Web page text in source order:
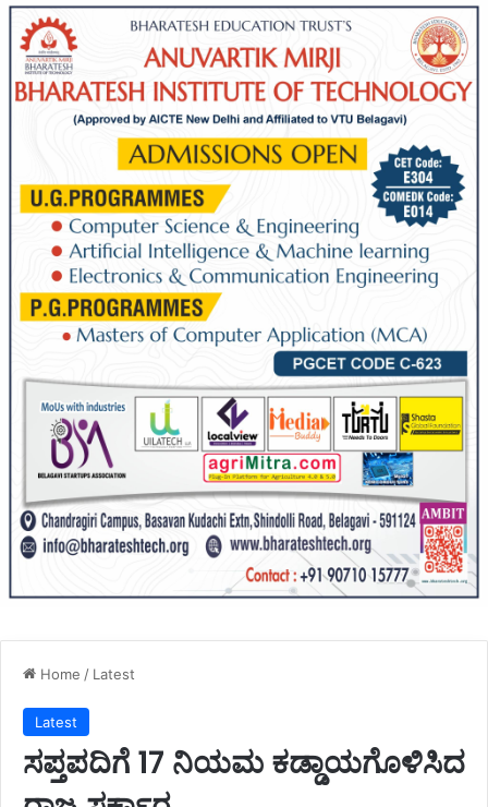
Home / Latest
Latest
ಸಪ್ತಪದಿಗೆ 17 ನಿಯಮ ಕಡ್ಡಾಯಗೊಳಿಸಿದ